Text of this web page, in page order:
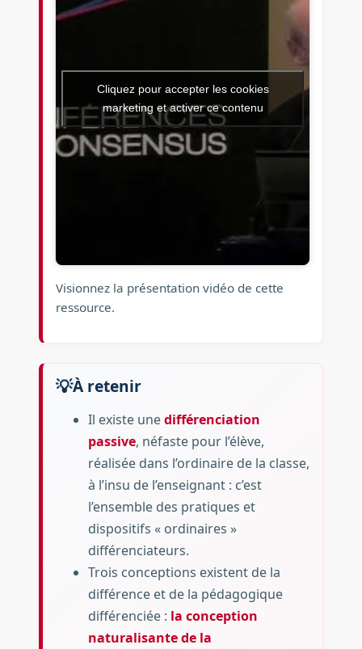
Cliquez pour accepter les cookies
marketing et activer ce contenu
Visionnez la présentation vidéo de cette
ressource.
À retenir
Il existe unedifférenciation
passive, néfaste pour l’élève,
réalisée dans l’ordinaire de la classe,
à l’insu de l’enseignant : c’est
l’ensemble des pratiques et
dispositifs « ordinaires »
différenciateurs.
Trois conceptions existent de la
différence et de la pédagogique
différenciée : la conception
naturalisante de la